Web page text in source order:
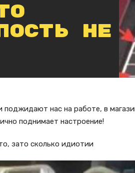
не
нас на работе, в
поднимает настроение!
зато сколько идиотии